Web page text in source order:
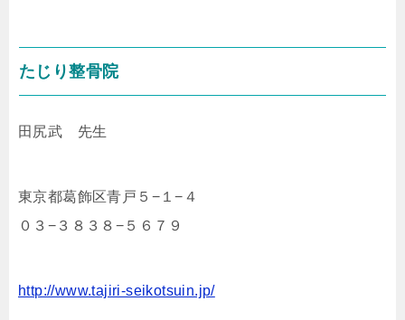
たじり整骨院
田尻武 先生
東京都葛飾区青戸５−１−４
０３−３８３８−５６７９
http://www.tajiri-seikotsuin.jp/